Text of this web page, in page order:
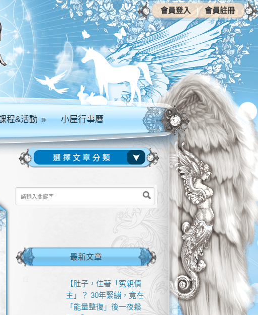
程&活動» 小屋行事曆
最新文章
【肚子，住著「冤親債
主」？ 30年緊繃，竟在
「能量整復」後一夜鬆
會員登入 | 會員註冊